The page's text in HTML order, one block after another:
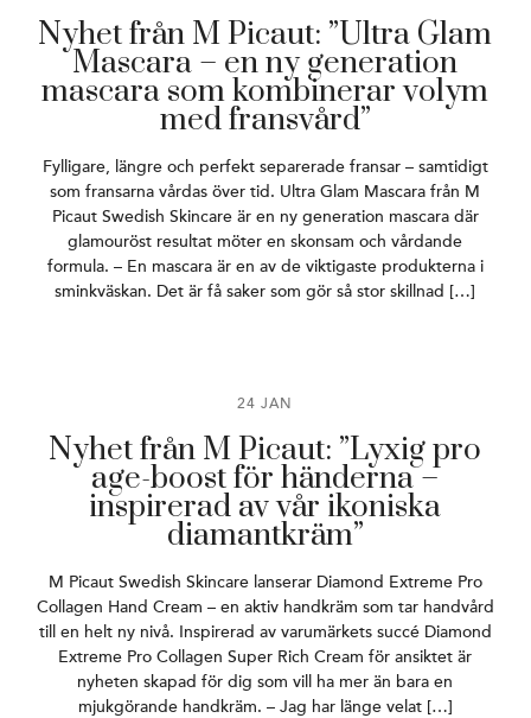
Nyhet från M Picaut: ”Ultra Glam
Mascara – en ny generation
mascara som kombinerar volym
med fransvård”
Fylligare, längre och perfekt separerade fransar – samtidigt
som fransarna vårdas över tid. Ultra Glam Mascara från M
Picaut Swedish Skincare är en ny generation mascara där
glamouröst resultat möter en skonsam och vårdande
formula. – En mascara är en av de viktigaste produkterna i
sminkväskan. Det är få saker som gör så stor skillnad […]
24 JAN
Nyhet från M Picaut: ”Lyxig pro
age-boost för händerna –
inspirerad av vår ikoniska
diamantkräm”
M Picaut Swedish Skincare lanserar Diamond Extreme Pro
Collagen Hand Cream – en aktiv handkräm som tar handvård
till en helt ny nivå. Inspirerad av varumärkets succé Diamond
Extreme Pro Collagen Super Rich Cream för ansiktet är
nyheten skapad för dig som vill ha mer än bara en
mjukgörande handkräm. – Jag har länge velat […]